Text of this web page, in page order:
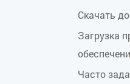
Скачать
Загрузка
Часто